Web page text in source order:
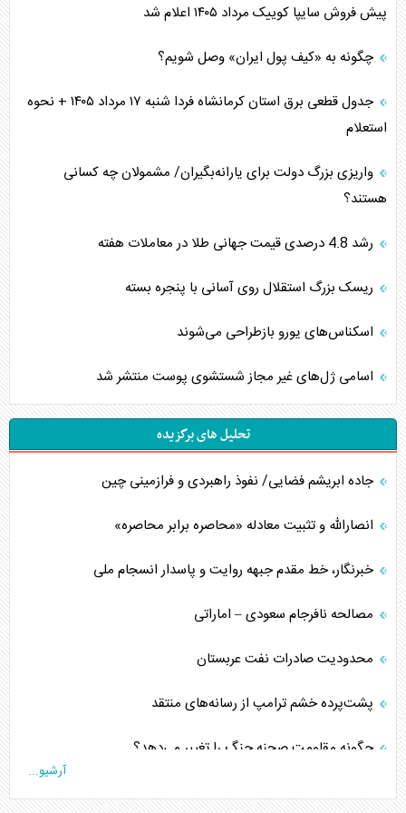
پیش فروش سایپا کوییک مرداد ۱۴۰۵ اعلام شد
چگونه به «کیف پول ایران» وصل شویم؟
جدول قطعی برق استان کرمانشاه فردا شنبه ۱۷ مرداد ۱۴۰۵ + نحوه
استعلام
واریزی بزرگ دولت برای یارانه‌بگیران/ مشمولان چه کسانی
هستند؟
رشد 4.8 درصدی قیمت جهانی طلا در معاملات هفته
ریسک بزرگ استقلال روی آسانی با پنجره بسته
اسکناس‌های یورو بازطراحی می‌شوند
اسامی ژل‌های غیر مجاز شستشوی پوست منتشر شد
تحلیل های برگزیده
جاده ابریشم فضایی/ نفوذ راهبردی و فرازمینی چین
انصارالله و تثبیت معادله «محاصره برابر محاصره»
خبرنگار، خط مقدم جبهه روایت و پاسدار انسجام ملی
مصالحه نافرجام سعودی – اماراتی
محدودیت صادرات نفت عربستان
پشت‌پرده خشم ترامپ از رسانه‌های منتقد
چگونه مقاومت صحنه جنگ را تغییر می‌دهد؟
آرشیو...